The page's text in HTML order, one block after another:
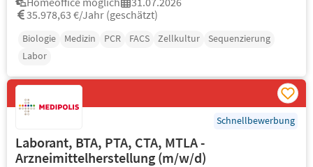
35.978,63 €/Jahr (geschätzt)
Biologie Medizin PCR FACS Zellkultur
Sequenzierung
Labor
Schnellbewerbung
Laborant, BTA, PTA, CTA, MTLA -
Arzneimittelherstellung (m/w/d)